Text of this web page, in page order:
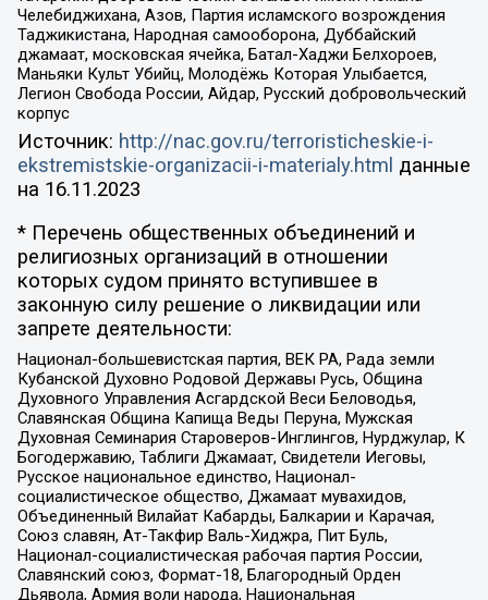
Челебиджихана, Азов, Партия исламского возрождения
Таджикистана, Народная самооборона, Дуббайский
джамаат, московская ячейка, Батал-Хаджи Белхороев,
Маньяки Культ Убийц, Молодёжь Которая Улыбается,
Легион Свобода России, Айдар, Русский добровольческий
корпус
Источник: http://nac.gov.ru/terroristicheskie-i-
ekstremistskie-organizacii-i-materialy.html данные
на 16.11.2023
* Перечень общественных объединений и
религиозных организаций в отношении
которых судом принято вступившее в
законную силу решение о ликвидации или
запрете деятельности:
Национал-большевистская партия, ВЕК РА, Рада земли
Кубанской Духовно Родовой Державы Русь, Община
Духовного Управления Асгардской Веси Беловодья,
Славянская Община Капища Веды Перуна, Мужская
Духовная Семинария Староверов-Инглингов, Нурджулар, К
Богодержавию, Таблиги Джамаат, Свидетели Иеговы,
Русское национальное единство, Национал-
социалистическое общество, Джамаат мувахидов,
Объединенный Вилайат Кабарды, Балкарии и Карачая,
Союз славян, Ат-Такфир Валь-Хиджра, Пит Буль,
Национал-социалистическая рабочая партия России,
Славянский союз, Формат-18, Благородный Орден
Дьявола, Армия воли народа, Национальная